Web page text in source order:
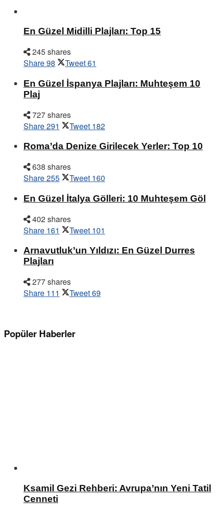
En Güzel Midilli Plajları: Top 15
245 shares
Share98 Tweet61
En Güzel İspanya Plajları: Muhteşem 10
Plaj
727 shares
Share291 Tweet 182
Roma’da Denize Girilecek Yerler: Top 10
638 shares
Share255 Tweet 160
En Güzel İtalya Gölleri: 10 Muhteşem Göl
402 shares
Share 161 Tweet 101
Arnavutluk’un Yıldızı: En Güzel Durres
Plajları
277 shares
Share 111 Tweet69
Popüler Haberler
Ksamil Gezi Rehberi: Avrupa’nın Yeni Tatil
Cenneti